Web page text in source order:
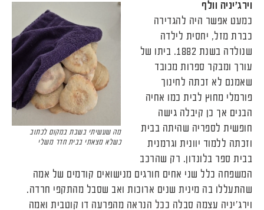
מה שעשיתי בשבת במקום לכתוב
כשלא מצאתי בבית חדר משלי
וירג'יניה וולף
כמעט אפשר היה להגדירה
כברת מזל, יחסית לילדה
שנולדה בשנת 1882. ביתו של
עורך ומבקר ספרות מכובד
שאמנם לא זכתה לחינוך
פורמלי מחוץ לבית כמו אחיה
הבנים אך כן קיבלה גישה
חופשית לספריה שהיתה בבית
וזכתה ללמוד יוונית וגרמנית
בבית ספר בלונדון. רק שהרכב
המשפחה כלל שני אחים חורגים מנישואים קודמים של אמה
שהתעללו בה מינית שנים ארוכות ואב שסבל מהתקפי חרדה.
וירג'יניה עצמה סבלה ככל הנראה מהפרעה דו קוטבית ואמה